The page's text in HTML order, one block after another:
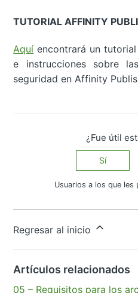
TUTORIAL AFFINITY
Aquí encontrará un
e instrucciones sobre
seguridad en Affinity
¿Fue útil
Sí
Usuarios a los que
Regresar al inicio
Artículos relacionados
05 – Requisitos para los